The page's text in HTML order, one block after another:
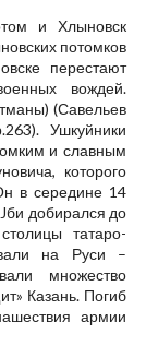
и Хлыновск
потомков
перестают
вождей.
(Савельев
Ушкуйники
и славным
которого
в середине 14
добирался до
татаро-
на Руси –
множество
Казань. Погиб
армии